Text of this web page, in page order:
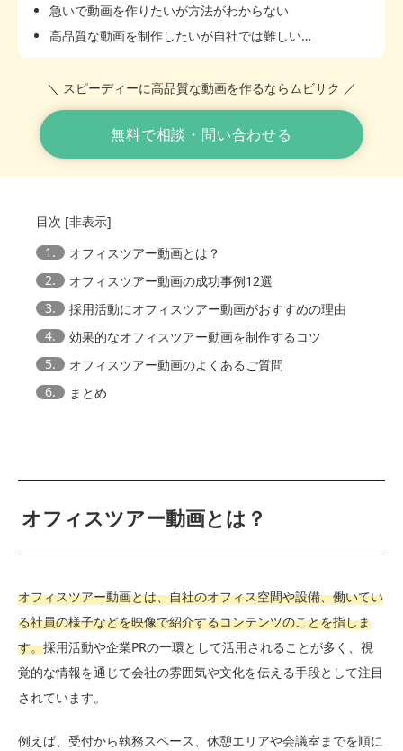
急いで動画を作りたいが方法がわからない
高品質な動画を制作したいが自社では難しい…
＼ スピーディーに高品質な動画を作るならムビサク ／
無料で相談・問い合わせる
目次 [非表示]
1.
オフィスツアー動画とは？
2.
オフィスツアー動画の成功事例12選
3.
採用活動にオフィスツアー動画がおすすめの理由
4.
効果的なオフィスツアー動画を制作するコツ
5.
オフィスツアー動画のよくあるご質問
6.
まとめ
オフィスツアー動画とは？
オフィスツアー動画とは、自社のオフィス空間や設備、働いてい
る社員の様子などを映像で紹介するコンテンツのことを指しま
す。採用活動や企業PRの一環として活用されることが多く、視
覚的な情報を通じて会社の雰囲気や文化を伝える手段として注目
されています。
例えば、受付から執務スペース、休憩エリアや会議室までを順に